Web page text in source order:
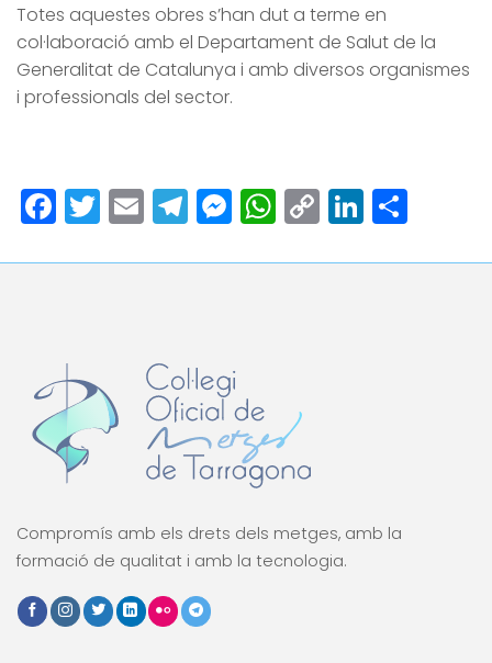
Totes aquestes obres s’han dut a terme en
col·laboració amb el Departament de Salut de la
Generalitat de Catalunya i amb diversos organismes
i professionals del sector.
Facebook
Twitter
EmailTelegram
Messenger
WhatsApp
Copy
Link
Compromís amb els drets dels metges, amb la
formació de qualitat i amb la tecnologia.